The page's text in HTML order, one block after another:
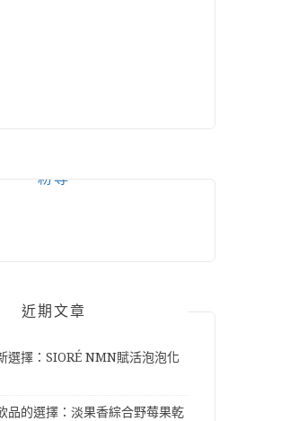
粉專
近期文章
擇：SIORÉ NMN賦活泡泡化
的選擇：淡果香綜合野莓果乾